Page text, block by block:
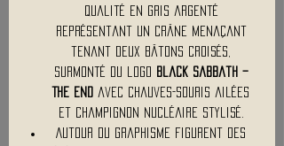
qualité en gris argenté
représentant un crâne menaçant
tenant deux bâtons croisés,
surmonté du logo
Black Sabbath –
The End
avec chauves-souris ailées
et champignon nucléaire stylisé.
Autour du graphisme figurent des